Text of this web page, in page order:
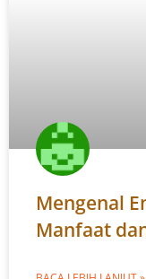
Mengenal
Manfaat